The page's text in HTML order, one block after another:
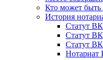
Кто может быть
История
Статут
Статут
Статут
Нотариат